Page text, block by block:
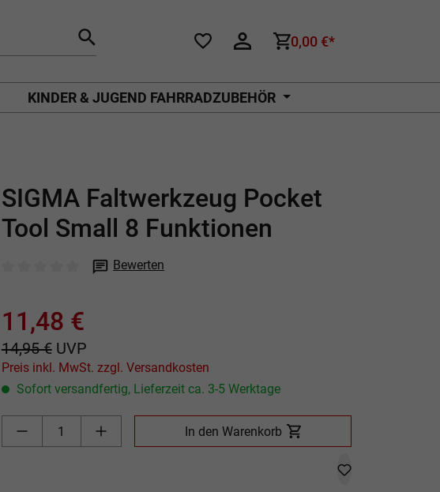
0,00 €*
KINDER & JUGEND FAHRRADZUBEHÖR
SIGMA Faltwerkzeug Pocket
Tool Small 8 Funktionen
Bewerten
11,48 €
14,95 € UVP
Preis inkl. MwSt. zzgl. Versandkosten
Sofort versandfertig, Lieferzeit ca. 3-5 Werktage
Produkt Anzahl: Gib den gewünschten Wert ein oder benutze
In den Warenkorb